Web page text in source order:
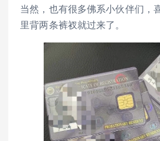
当然，也有很多佛系小伙伴们，
里背两条裤衩就过来了。